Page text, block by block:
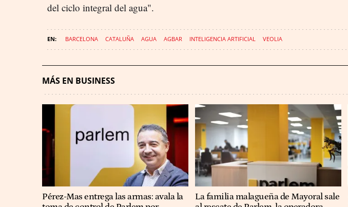
del ciclo integral del agua".
BARCELONA CATALUÑA AGUA AGBAR INTELIGENCIA ARTIFICIAL VEOLIA
MÁS EN BUSINESS
Pérez-Mas entrega las armas: avala la
La familia malagueña de Mayoral sale